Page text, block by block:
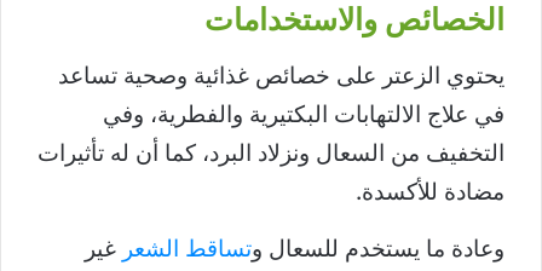
الخصائص والاستخدامات
يحتوي الزعتر على خصائص غذائية وصحية تساعد
في علاج الالتهابات البكتيرية والفطرية، وفي
التخفيف من السعال ونزلاد البرد، كما أن له تأثيرات
مضادة للأكسدة.
وعادة ما يستخدم للسعال وتساقط الشعر غير